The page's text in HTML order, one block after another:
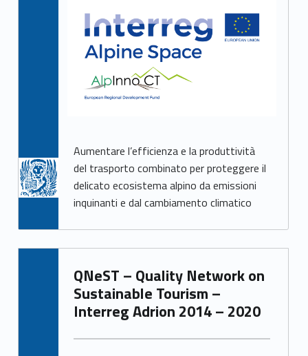
Aumentare l’efficienza e la produttività
del trasporto combinato per proteggere il
delicato ecosistema alpino da emissioni
inquinanti e dal cambiamento climatico
QNeST – Quality Network on
Sustainable Tourism –
Interreg Adrion 2014 – 2020